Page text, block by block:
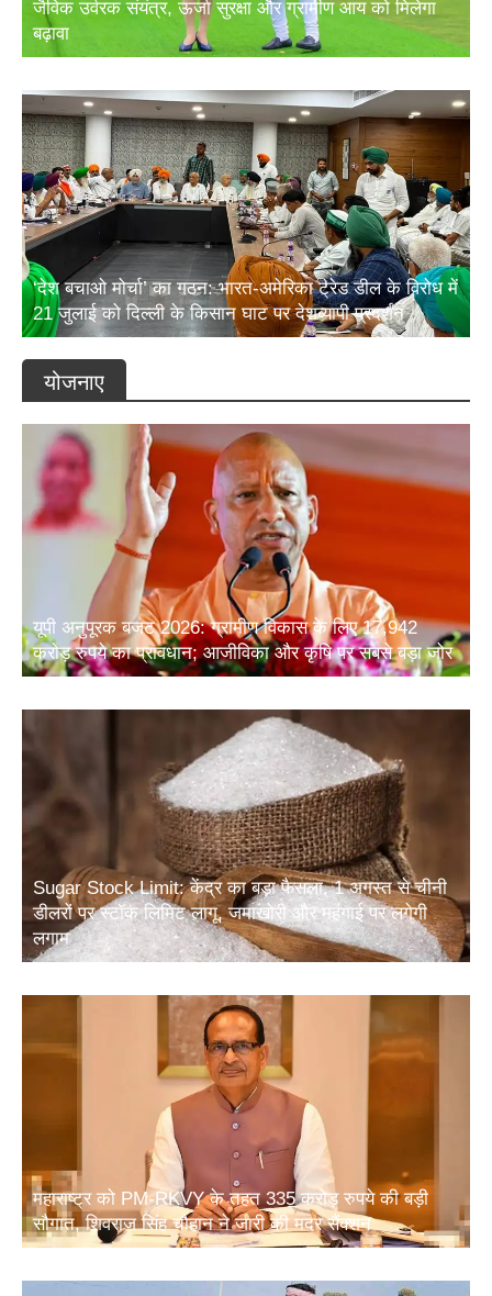
जैविक उर्वरक संयंत्र, ऊर्जा सुरक्षा और ग्रामीण आय को मिलेगा
बढ़ावा
‘देश बचाओ मोर्चा’ का गठन: भारत-अमेरिका ट्रेड डील के विरोध में
21 जुलाई को दिल्ली के किसान घाट पर देशव्यापी प्रदर्शन
योजनाए
यूपी अनुपूरक बजट 2026: ग्रामीण विकास के लिए 17,942
करोड़ रुपये का प्रावधान; आजीविका और कृषि पर सबसे बड़ा जोर
Sugar Stock Limit: केंद्र का बड़ा फैसला, 1 अगस्त से चीनी
डीलरों पर स्टॉक लिमिट लागू, जमाखोरी और महंगाई पर लगेगी
लगाम
महाराष्ट्र को PM-RKVY के तहत 335 करोड़ रुपये की बड़ी
सौगात, शिवराज सिंह चौहान ने जारी की मदर सैंक्शन